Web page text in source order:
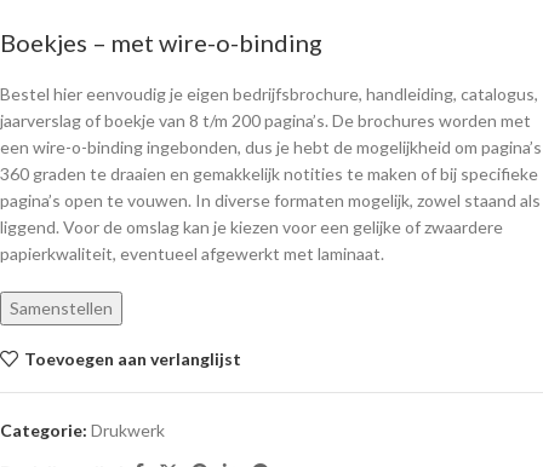
Boekjes – met wire-o-binding
Bestel hier eenvoudig je eigen bedrijfsbrochure, handleiding, catalogus,
jaarverslag of boekje van 8 t/m 200 pagina’s. De brochures worden met
een wire-o-binding ingebonden, dus je hebt de mogelijkheid om pagina’s
360 graden te draaien en gemakkelijk notities te maken of bij specifieke
pagina’s open te vouwen. In diverse formaten mogelijk, zowel staand als
liggend. Voor de omslag kan je kiezen voor een gelijke of zwaardere
papierkwaliteit, eventueel afgewerkt met laminaat.
Samenstellen
Toevoegen aan verlanglijst
Categorie: Drukwerk